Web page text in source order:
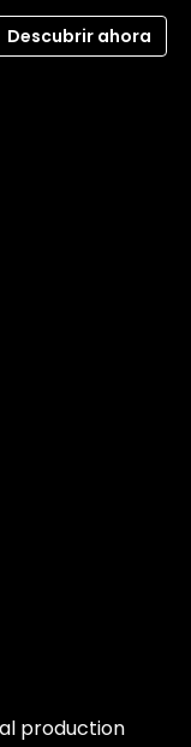
Descubrir ahora
production